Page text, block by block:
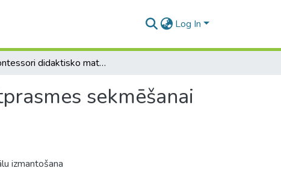
Log In
Montessori didaktisko materiālu izmantošana lasītprasmes sekmēšanai pirmsskolā
sekmēšanai
izmantošana